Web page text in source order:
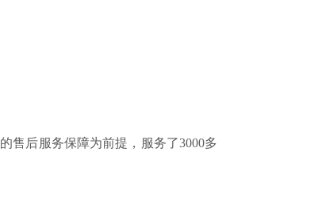
售后服务保障为前提，服务了
3000多